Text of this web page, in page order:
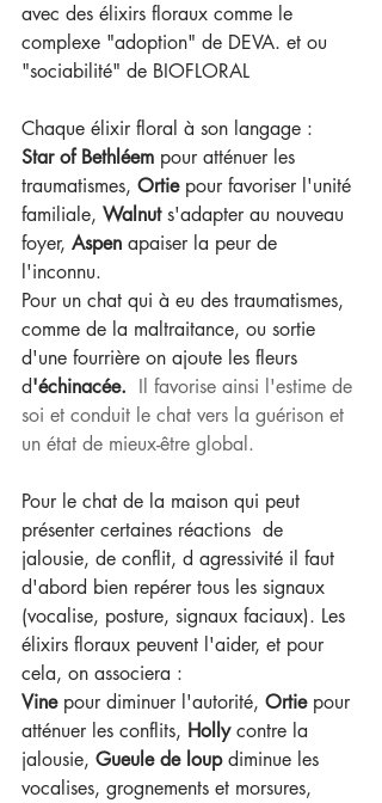
avec des élixirs floraux comme le
complexe "adoption" de DEVA. et ou
"sociabilité" de BIOFLORAL
Chaque élixir floral à son langage :
Star of Bethléem pour atténuer les
traumatismes, Ortie pour favoriser l'unité
familiale, Walnut s'adapter au nouveau
foyer, Aspen apaiser la peur de
l'inconnu.
Pour un chat qui à eu des traumatismes,
comme de la maltraitance, ou sortie
d'une fourrière on ajoute les fleurs
d'échinacée. Il favorise ainsi l'estime de
soi et conduit le chat vers la guérison et
un état de mieux-être global.
Pour le chat de la maison qui peut
présenter certaines réactions  de
jalousie, de conflit, d agressivité il faut
d'abord bien repérer tous les signaux
(vocalise, posture, signaux faciaux). Les
élixirs floraux peuvent l'aider, et pour
cela, on associera :
Vine pour diminuer l'autorité, Ortie pour
atténuer les conflits, Holly contre la
jalousie, Gueule de loup diminue les
vocalises, grognements et morsures,